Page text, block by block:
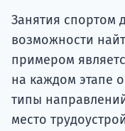
Занятия спортом
возможности
примером
на каждом этапе
типы
место